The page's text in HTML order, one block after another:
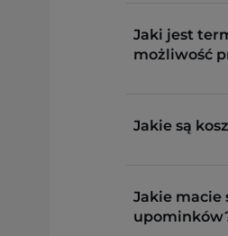
Jaki jest
możliwość
Jakie są
Jakie macie